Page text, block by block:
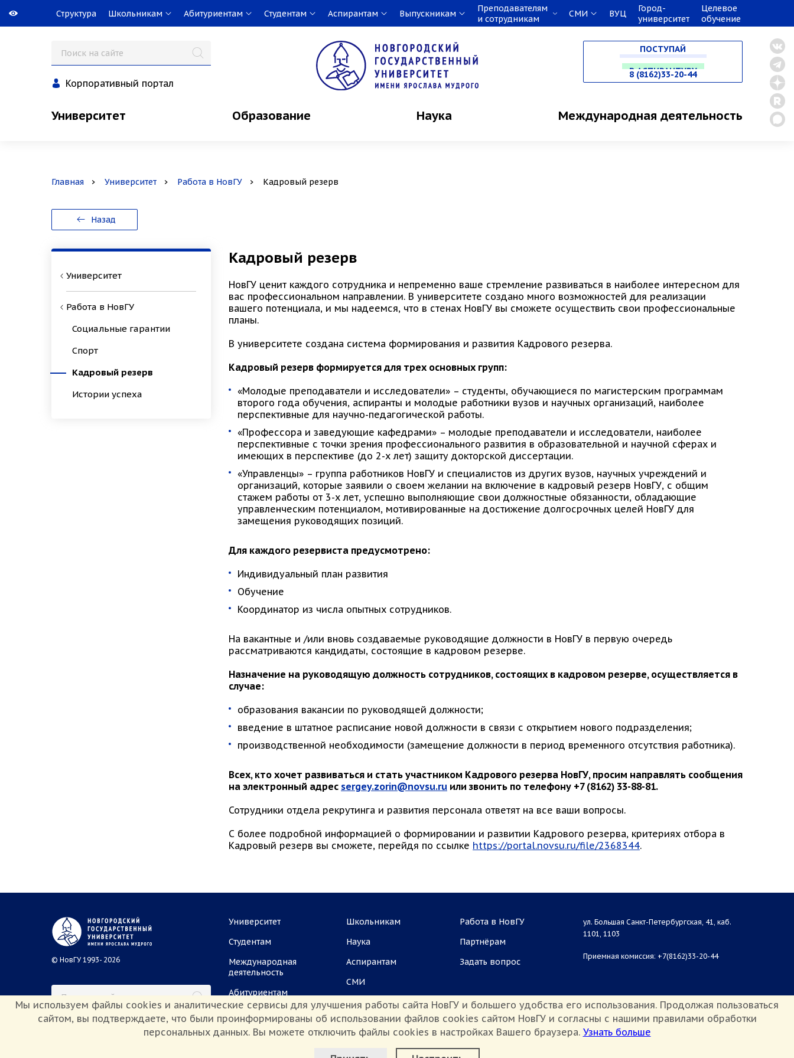
Структура Школьникам Абитуриентам Студентам Аспирантам Выпускникам
Преподавателям
и сотрудникам
СМИ ВУЦ
Город-
университет
Целевое
обучение
Корпоративный портал
ПОСТУПАЙ
НА СПЕЦИАЛИТЕТ
В МАГИСТРАТУРУ
8 (8162)33-20-44
Университет Образование Наука Международная деятельность
Главная Университет Работа в НовГУ Кадровый резерв
Назад
Университет
Работа в НовГУ
Социальные гарантии
Спорт
Кадровый резерв
Истории успеха
Кадровый резерв
НовГУ ценит каждого сотрудника и непременно ваше стремление развиваться в наиболее интересном для
вас профессиональном направлении. В университете создано много возможностей для реализации
вашего потенциала, и мы надеемся, что в стенах НовГУ вы сможете осуществить свои профессиональные
планы.
В университете создана система формирования и развития Кадрового резерва.
Кадровый резерв формируется для трех основных групп:
«Молодые преподаватели и исследователи» – студенты, обучающиеся по магистерским программам
второго года обучения, аспиранты и молодые работники вузов и научных организаций, наиболее
перспективные для научно-педагогической работы.
«Профессора и заведующие кафедрами» – молодые преподаватели и исследователи, наиболее
перспективные с точки зрения профессионального развития в образовательной и научной сферах и
имеющих в перспективе (до 2-х лет) защиту докторской диссертации.
«Управленцы» – группа работников НовГУ и специалистов из других вузов, научных учреждений и
организаций, которые заявили о своем желании на включение в кадровый резерв НовГУ, с общим
стажем работы от 3-х лет, успешно выполняющие свои должностные обязанности, обладающие
управленческим потенциалом, мотивированные на достижение долгосрочных целей НовГУ для
замещения руководящих позиций.
Для каждого резервиста предусмотрено:
Индивидуальный план развития
Обучение
Координатор из числа опытных сотрудников.
На вакантные и /или вновь создаваемые руководящие должности в НовГУ в первую очередь
рассматриваются кандидаты, состоящие в кадровом резерве.
Назначение на руководящую должность сотрудников, состоящих в кадровом резерве, осуществляется в
случае:
образования вакансии по руководящей должности;
введение в штатное расписание новой должности в связи с открытием нового подразделения;
производственной необходимости (замещение должности в период временного отсутствия работника).
Всех, кто хочет развиваться и стать участником Кадрового резерва НовГУ, просим направлять сообщения
на электронный адрес sergey.zorin@novsu.ru или звонить по телефону +7 (8162) 33-88-81.
Сотрудники отдела рекрутинга и развития персонала ответят на все ваши вопросы.
С более подробной информацией о формировании и развитии Кадрового резерва, критериях отбора в
Кадровый резерв вы сможете, перейдя по ссылке https://portal.novsu.ru/file/2368344.
© НовГУ 1993- 2026
Университет
Студентам
Международная
деятельность
Абитуриентам
Школьникам
Наука
Аспирантам
СМИ
Работа в НовГУ
Партнёрам
Задать вопрос
ул. Большая Санкт-Петербургская, 41, каб.
1101, 1103
Приемная комиссия: +7(8162)33-20-44
Сведения о доходах Противодействие коррупции
Мы используем файлы cookies и аналитические сервисы для улучшения работы сайта НовГУ и большего удобства его использования. Продолжая пользоваться
сайтом, вы подтверждаете, что были проинформированы об использовании файлов cookies сайтом НовГУ и согласны с нашими правилами обработки
персональных данных. Вы можете отключить файлы cookies в настройках Вашего браузера. Узнать больше
Настроить Cookie